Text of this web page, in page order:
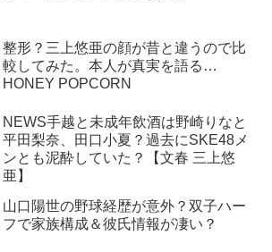
整形？三上悠亜の顔が昔と違うので比
較してみた。本人が真実を語る…
HONEY POPCORN
NEWS手越と未成年飲酒は野崎りなと
平田梨奈、田口小夏？過去にSKE48メ
ンとも泥酔していた？【文春 三上悠
亜】
山口陽世の野球経歴が意外？双子ハー
フで家族構成＆彼氏情報が凄い？